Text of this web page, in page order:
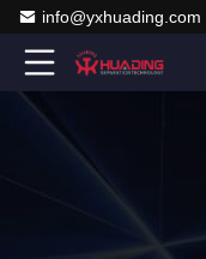
info@yxhuading.com